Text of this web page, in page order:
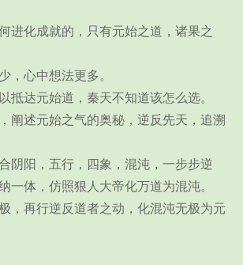
进化成就的，只有元始之道，诸果之
，心中想法更多。
抵达元始道，秦天不知道该怎么选。
阐述元始之气的奥秘，逆反先天，追溯
阴阳，五行，四象，混沌，一步步逆
一体，仿照狠人大帝化万道为混沌。
，再行逆反道者之动，化混沌无极为元